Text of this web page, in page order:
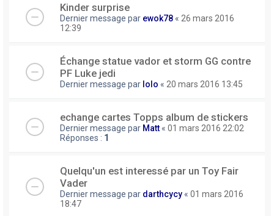
Kinder surprise
Dernier message par ewok78 « 26 mars 2016
12:39
Échange statue vador et storm GG contre
PF Luke jedi
Dernier message par lolo « 20 mars 2016 13:45
echange cartes Topps album de stickers
Dernier message par Matt « 01 mars 2016 22:02
Réponses : 1
Quelqu'un est interessé par un Toy Fair
Vader
Dernier message par darthcycy « 01 mars 2016
18:47